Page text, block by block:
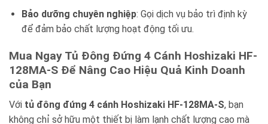
Bảo dưỡng chuyên nghiệp: Gọi dịch vụ bảo trì định kỳ
để đảm bảo chất lượng hoạt động tối ưu.
Mua Ngay Tủ Đông Đứng 4 Cánh Hoshizaki HF-
128MA-S Để Nâng Cao Hiệu Quả Kinh Doanh
của Bạn
Với tủ đông đứng 4 cánh Hoshizaki HF-128MA-S, bạn
không chỉ sở hữu một thiết bị làm lạnh chất lượng cao mà